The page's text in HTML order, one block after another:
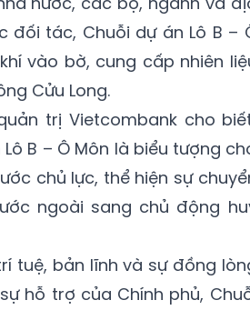
đối tác, Chuỗi dự án Lô B –
vào bờ, cung cấp nhiên
Cửu Long.
trị Vietcombank cho
B – Ô Môn là biểu tượng
chủ lực, thể hiện sự
ngoài sang chủ động
tuệ, bản lĩnh và sự đồng
hỗ trợ của Chính phủ,